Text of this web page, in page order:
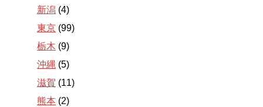
新潟 (4)
東京 (99)
栃木 (9)
沖縄 (5)
滋賀 (11)
熊本 (2)